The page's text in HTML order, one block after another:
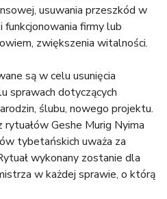
usuwania przeszkód w
funkcjonowania firmy lub
zwiększenia witalności.
są w celu usunięcia
sprawach dotyczących
ślubu, nowego projektu.
Geshe Murig Nyima
tybetańskich uważa za
wykonany zostanie dla
w każdej sprawie, o którą